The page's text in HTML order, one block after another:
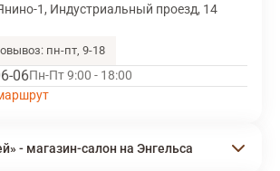
1, Индустриальный проезд, 14
пн-пт, 9-18
06Пн-Пт 9:00 - 18:00
- магазин-салон на Энгельса